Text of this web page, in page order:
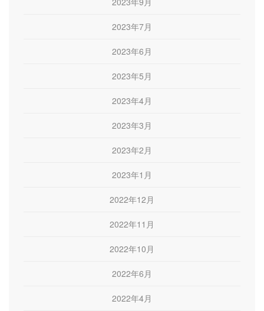
2023年7月
2023年6月
2023年5月
2023年4月
2023年3月
2023年2月
2023年1月
2022年12月
2022年11月
2022年10月
2022年6月
2022年4月